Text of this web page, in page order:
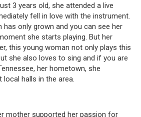
3 years old, she attended a live
fell in love with the instrument.
has only grown and you can see her
she starts playing. But her
this young woman not only plays this
she also loves to sing and if you are
her hometown, she
halls in the area.
mother supported her passion for